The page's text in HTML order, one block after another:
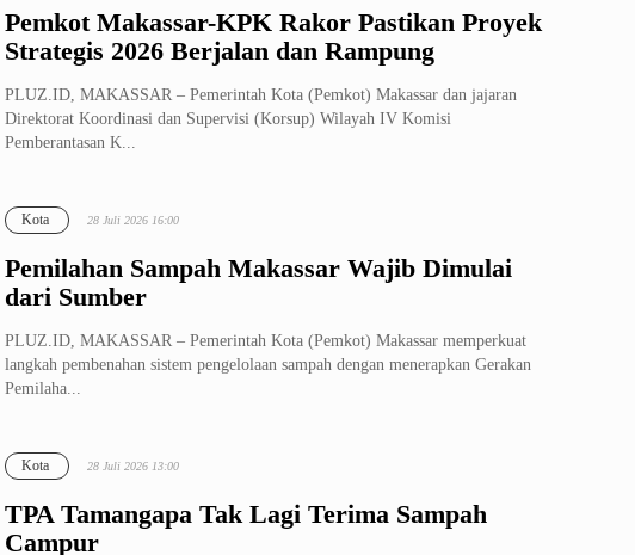
Pemkot Makassar-KPK Rakor Pastikan Proyek
Strategis 2026 Berjalan dan Rampung
PLUZ.ID, MAKASSAR – Pemerintah Kota (Pemkot) Makassar dan jajaran
Direktorat Koordinasi dan Supervisi (Korsup) Wilayah IV Komisi
Pemberantasan K...
Pemilahan Sampah Makassar Wajib Dimulai
dari Sumber
Kota 28 Juli 2026 16:00
PLUZ.ID, MAKASSAR – Pemerintah Kota (Pemkot) Makassar memperkuat
langkah pembenahan sistem pengelolaan sampah dengan menerapkan Gerakan
Pemilaha...
TPA Tamangapa Tak Lagi Terima Sampah
Campur
Kota 28 Juli 2026 13:00